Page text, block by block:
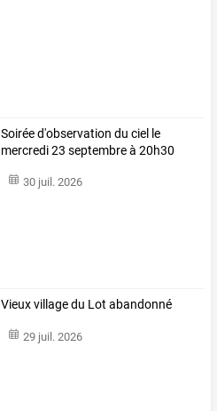
Soirée d'observation du ciel le
mercredi 23 septembre à 20h30
30 juil. 2026
Vieux village du Lot abandonné
29 juil. 2026